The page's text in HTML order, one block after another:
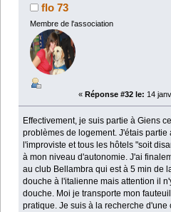
flo 73
Membre de l'association
« Réponse #32 le: 14
Effectivement, je suis partie à Giens
problèmes de logement. J'étais partie
l'improviste et tous les hôtels "soit
à mon niveau d'autonomie. J'ai
au club Bellambra qui est à 5 min de
douche à l'italienne mais attention il
douche. Moi je transporte mon
pratique. Je suis à la recherche